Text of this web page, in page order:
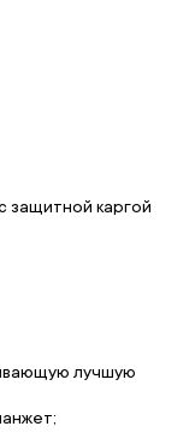
защитной каргой
лучшую